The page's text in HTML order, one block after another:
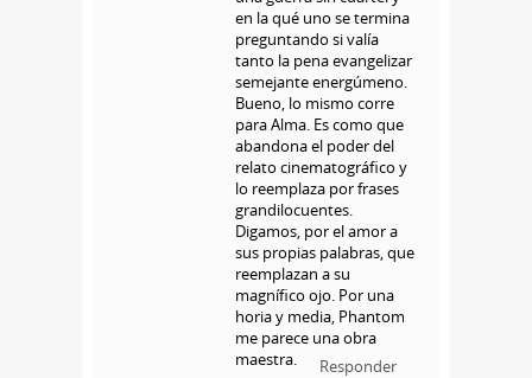
en la qué uno se termina
preguntando si valía
tanto la pena evangelizar
semejante energúmeno.
Bueno, lo mismo corre
para Alma. Es como que
abandona el poder del
relato cinematográfico y
lo reemplaza por frases
grandilocuentes.
Digamos, por el amor a
sus propias palabras, que
reemplazan a su
magnífico ojo. Por una
horia y media, Phantom
me parece una obra
maestra.
Responder